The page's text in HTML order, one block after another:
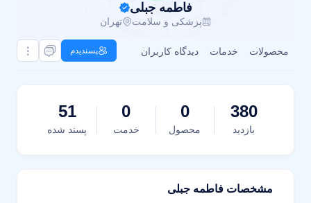
فاطمه جبلی
پزشکی و سلامت تهران
محصولات خدمات دیدگاه کاربران پسندیدم
380
بازدید
0
محصول
0
خدمت
51
پسند شده
مشخصات فاطمه جبلی